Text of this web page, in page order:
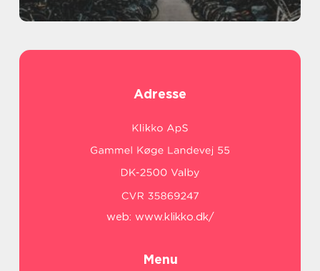
Adresse
web: www.klikko.dk/
Menu